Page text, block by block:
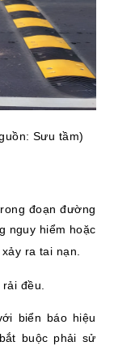
Sưu tầm)
đoạn đường
nguy hiểm hoặc
ra tai nạn.
đều.
biển báo hiệu
buộc phải sử